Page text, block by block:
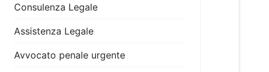
Consulenza Legale
Assistenza Legale
Avvocato penale urgente